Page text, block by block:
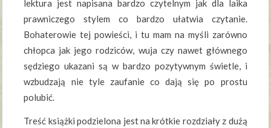
lektura jest napisana bardzo czytelnym jak dla laika
prawniczego stylem co bardzo ułatwia czytanie.
Bohaterowie tej powieści, i tu mam na myśli zarówno
chłopca jak jego rodziców, wuja czy nawet głównego
sędziego ukazani są w bardzo pozytywnym świetle, i
wzbudzają nie tyle zaufanie co dają się po prostu
polubić.
Treść książki podzielona jest na krótkie rozdziały z dużą